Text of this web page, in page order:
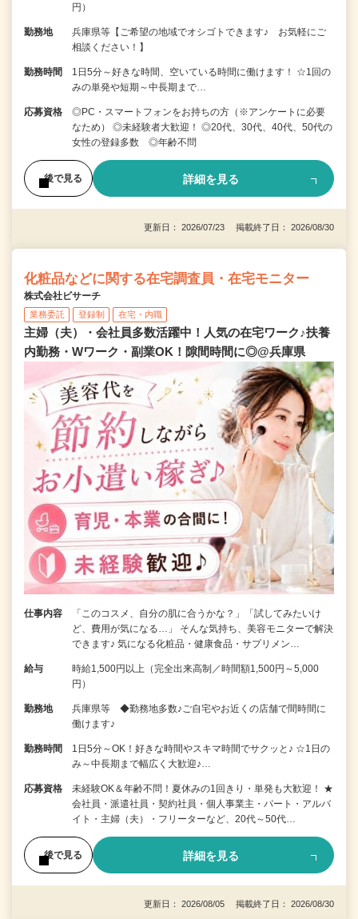
円）
勤務地
兵庫県等【ご希望の地域でオシゴトできます♪ お気軽にご
相談ください！】
勤務時間
1日5分～好きな時間、空いている時間に働けます！ ☆1回の
みの単発や短期～中長期まで…
応募資格
◎PC・スマートフォンをお持ちの方（※アンケートに必要
なため） ◎未経験者大歓迎！ ◎20代、30代、40代、50代の
女性の登録多数 ◎年齢不問
後で見る 詳細を見る
更新日： 2026/07/23 掲載終了日： 2026/08/30
化粧品などに関する在宅調査員・在宅モニター
株式会社ビサーチ
業務委託 登録制 在宅・内職
主婦（夫）・会社員多数活躍中！人気の在宅ワーク♪扶養
内勤務・Wワーク・副業OK！隙間時間に◎@兵庫県
仕事内容
「このコスメ、自分の肌に合うかな？」「試してみたいけ
ど、費用が気になる…」 そんな気持ち、美容モニターで解決
できます♪ 気になる化粧品・健康食品・サプリメン…
給与
時給1,500円以上（完全出来高制／時間額1,500円～5,000
円）
勤務地
兵庫県等 ◆勤務地多数♪ご自宅やお近くの店舗で間時間に
働けます♪
勤務時間
1日5分～OK！好きな時間やスキマ時間でサクッと♪ ☆1日の
み～中長期まで幅広く大歓迎♪…
応募資格
未経験OK＆年齢不問！夏休みの1回きり・単発も大歓迎！ ★
会社員・派遣社員・契約社員・個人事業主・パート・アルバ
イト・主婦（夫）・フリーターなど、20代～50代…
後で見る 詳細を見る
更新日： 2026/08/05 掲載終了日： 2026/08/30